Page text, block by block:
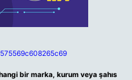
bir marka, kurum veya şahıs